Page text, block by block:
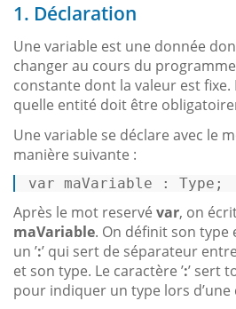
1. Déclaration
Une variable est une donnée
changer au cours du
constante dont la valeur est fixe.
quelle entité doit être
Une variable se déclare avec le
manière suivante :
var maVariable : Type;
Après le mot reservé var, on
maVariable. On définit son type
un ’:’ qui sert de séparateur
et son type. Le caractère ’:’ sert
pour indiquer un type lors d’une